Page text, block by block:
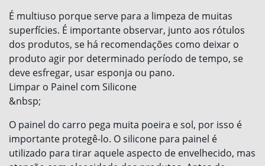
É multiuso porque serve para a limpeza de muitas
superfícies. É importante observar, junto aos rótulos
dos produtos, se há recomendações como deixar o
produto agir por determinado período de tempo, se
deve esfregar, usar esponja ou pano.
Limpar o Painel com Silicone
&nbsp;
O painel do carro pega muita poeira e sol, por isso é
importante protegê-lo. O silicone para painel é
utilizado para tirar aquele aspecto de envelhecido, mas